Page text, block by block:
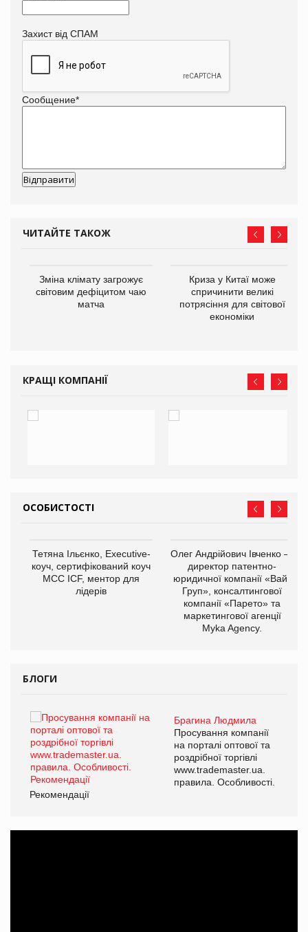
Захист від СПАМ
Сообщение*
ЧИТАЙТЕ ТАКОЖ
Зміна клімату загрожує
світовим дефіцитом чаю
матча
Криза у Китаї може
спричинити великі
потрясіння для світової
економіки
КРАЩІ КОМПАНІЇ
ОСОБИСТОСТІ
Тетяна Ільєнко, Executive-
коуч, сертифікований коуч
МСС ICF, ментор для
лідерів
Олег Андрійович Івченко —
директор патентно-
юридичної компанії «Вайз
Груп», консалтингової
компанії «Парето» та
маркетингової агенції
Myka Agency.
БЛОГИ
Брагина Людмила
Просування компанії
на порталі оптової та
роздрібної торгівлі
www.trademaster.ua.
правила. Особливості.
Рекомендації